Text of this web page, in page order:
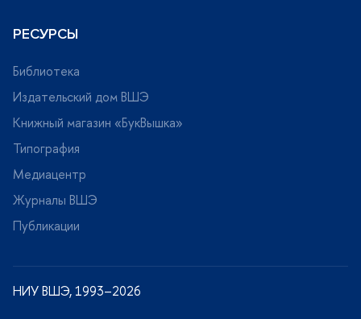
РЕСУРСЫ
Библиотека
Издательский дом ВШЭ
Книжный магазин «БукВышка»
Типография
Медиацентр
Журналы ВШЭ
Публикации
НИУ ВШЭ, 1993–2026